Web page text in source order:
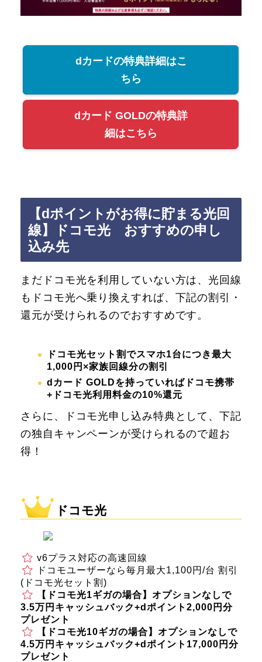
dカードの特典詳細はこ
ちら
dカード GOLDの特典詳
細はこちら
【dポイントがお得に貯まる光回
線】ドコモ光 おすすめの申し
込み先
まだドコモ光を利用していない方は、光回線
もドコモ光へ乗り換えすれば、下記の割引・
還元が受けられるのでおすすめです。
ドコモ光セット割でスマホ1台につき最大
1,000円×家族回線分の割引
dカード GOLDを持っていればドコモ携帯
+ドコモ光利用料金の10%還元
さらに、ドコモ光申し込み特典として、下記
の独自キャンペーンが受けられるので超お
得！
ドコモ光
v6プラス対応の高速回線
ドコモユーザーなら毎月最大1,100円/台 割引
(ドコモ光セット割)
【ドコモ光1ギガの場合】オプションなしで
3.5万円キャッシュバック+dポイント2,000円分
プレゼント
【ドコモ光10ギガの場合】オプションなしで
4.5万円キャッシュバック+dポイント17,000円分
プレゼント